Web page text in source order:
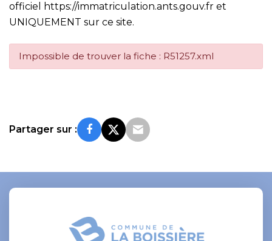
officiel
https://immatriculation.ants.gouv.fr et
UNIQUEMENT sur ce site.
Impossible de trouver la fiche : R51257.xml
Partager sur :